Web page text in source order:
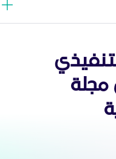
مجلة